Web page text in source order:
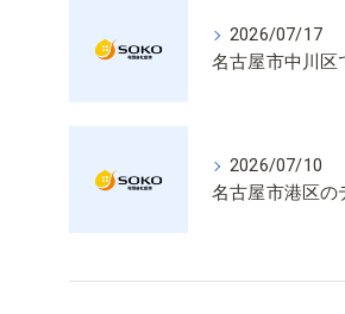
2026/07/17
2026/07/10